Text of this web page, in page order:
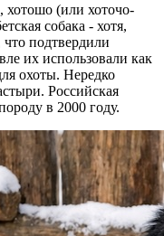
хотошо (или хоточо-
собака - хотя,
что подтвердили
их использовали как
охоты. Нередко
Российская
в 2000 году.